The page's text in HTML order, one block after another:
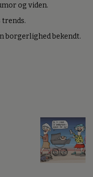
og viden.
borgerlighed bekendt.